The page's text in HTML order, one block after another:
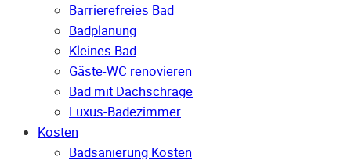
Barrierefreies Bad
Badplanung
Kleines Bad
Gäste-WC renovieren
Bad mit Dachschräge
Luxus-Badezimmer
Kosten
Badsanierung Kosten